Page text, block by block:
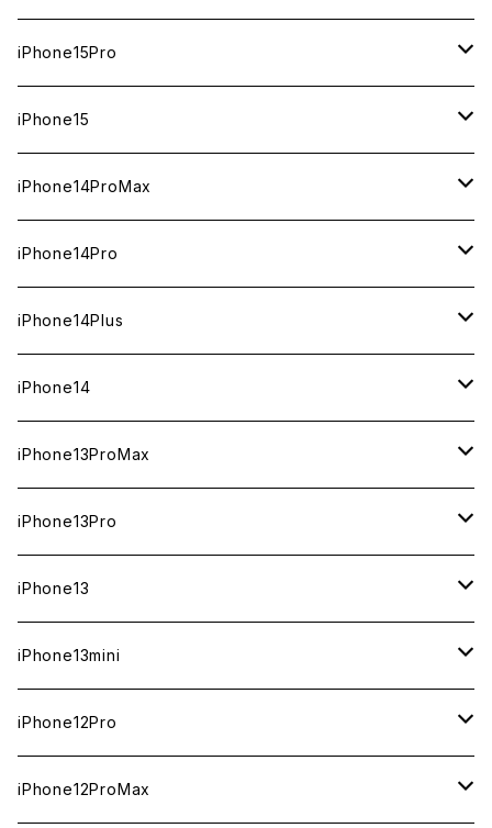
1TB
新品
中古（整備済み）
512GB
新品
中古（整備済み）
256GB
新品
中古（整備済み）
iPhone15Pro
1TB
新品
中古（整備済み）
512GB
新品
中古（整備済み）
256GB
新品
中古（整備済み）
128GB
新品
中古（整備済み）
iPhone15
512GB
新品
中古（整備済み）
256GB
新品
中古（整備済み）
128GB
新品
中古（整備済み）
iPhone14ProMax
1TB
新品
中古（整備済み）
512GB
新品
中古（整備済み）
256GB
新品
中古（整備済み）
128GB
新品
中古（整備済み）
iPhone14Pro
1TB
新品
中古（整備済み）
512GB
新品
中古（整備済み）
256GB
新品
中古（整備済み）
128GB
新品
中古（整備済み）
iPhone14Plus
512GB
新品
中古（整備済み）
256GB
新品
中古（整備済み）
128GB
新品
中古（整備済み）
iPhone14
128GB
新品
中古（整備済み）
256GB
新品
中古（整備済み）
512GB
新品
中古（整備済み）
iPhone13ProMax
1TB
新品
中古（整備済み）
512GB
新品
中古（整備済み）
256GB
新品
中古（整備済み）
128GB
新品
iPhone13Pro
1TB
新品
中古（整備済み）
512GB
新品
中古（整備済み）
256GB
新品
128GB
iPhone13
512GB
新品
中古（整備済み）
256GB
新品
128GB
iPhone13mini
512GB
新品
256GB
iPhone12Pro
128GB
iPhone12ProMax